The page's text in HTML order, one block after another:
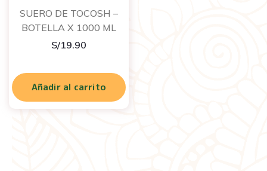
SUERO DE TOCOSH –
BOTELLA X 1000 ML
S/19.90
Añadir al carrito